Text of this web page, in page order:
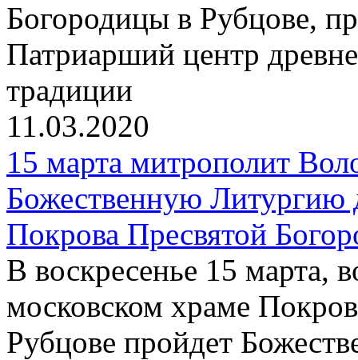
Богородицы в Рубцове,
Патриарший центр
традиции
11.03.2020
15 марта митрополит
Божественную Литургию
Покрова Пресвятой
В воскресенье 15 марта,
московском храме
Рубцове пройдет